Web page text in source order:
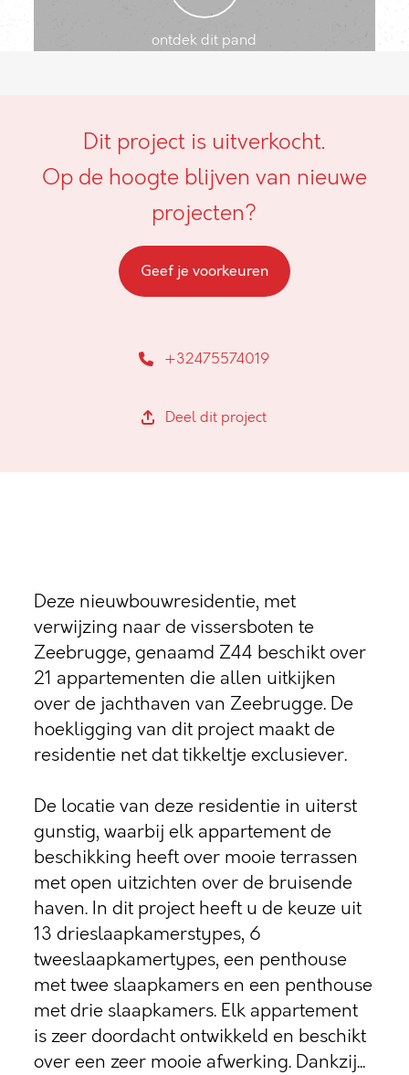
ontdek dit pand
Dit project is uitverkocht.
Op de hoogte blijven van nieuwe
projecten?
Geef je voorkeuren
+32475574019
Deel dit project
Deze nieuwbouwresidentie, met
verwijzing naar de vissersboten te
Zeebrugge, genaamd Z44 beschikt over
21 appartementen die allen uitkijken
over de jachthaven van Zeebrugge. De
hoekligging van dit project maakt de
residentie net dat tikkeltje exclusiever.
De locatie van deze residentie in uiterst
gunstig, waarbij elk appartement de
beschikking heeft over mooie terrassen
met open uitzichten over de bruisende
haven. In dit project heeft u de keuze uit
13 drieslaapkamerstypes, 6
tweeslaapkamertypes, een penthouse
met twee slaapkamers en een penthouse
met drie slaapkamers. Elk appartement
is zeer doordacht ontwikkeld en beschikt
over een zeer mooie afwerking. Dankzij...